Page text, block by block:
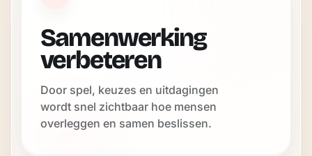
Samenwerking
verbeteren
Door spel, keuzes en uitdagingen
wordt snel zichtbaar hoe mensen
overleggen en samen beslissen.